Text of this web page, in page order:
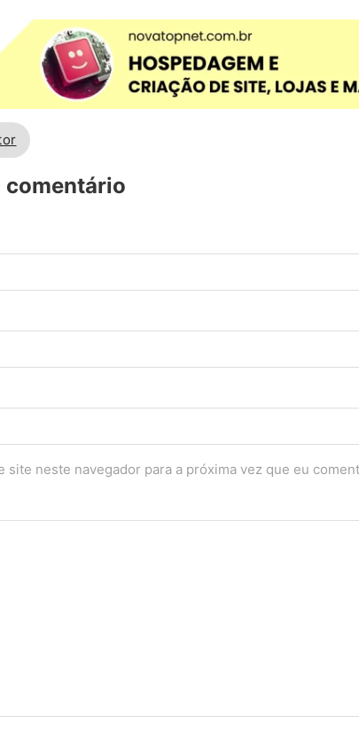
comentário
site neste navegador para a próxima vez que eu